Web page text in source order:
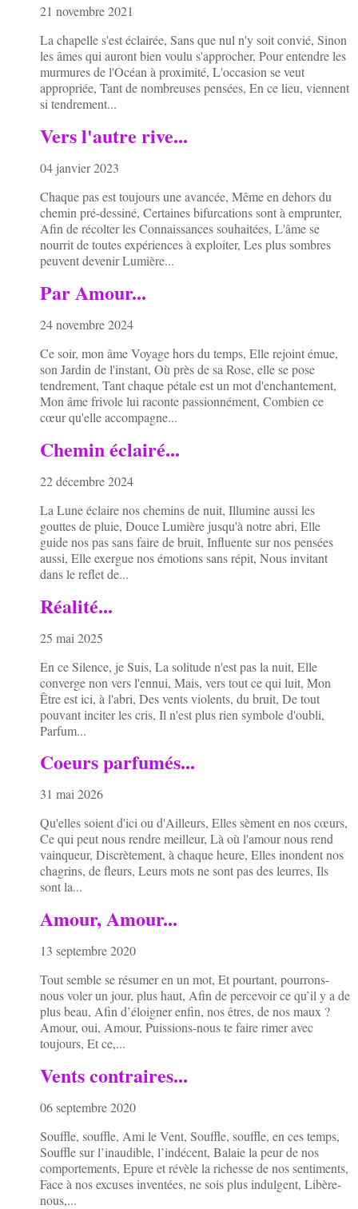
21 novembre 2021
La chapelle s'est éclairée, Sans que nul n'y soit convié, Sinon
les âmes qui auront bien voulu s'approcher, Pour entendre les
murmures de l'Océan à proximité, L'occasion se veut
appropriée, Tant de nombreuses pensées, En ce lieu, viennent
si tendrement...
Vers l'autre rive...
04 janvier 2023
Chaque pas est toujours une avancée, Même en dehors du
chemin pré-dessiné, Certaines bifurcations sont à emprunter,
Afin de récolter les Connaissances souhaitées, L'âme se
nourrit de toutes expériences à exploiter, Les plus sombres
peuvent devenir Lumière...
Par Amour...
24 novembre 2024
Ce soir, mon âme Voyage hors du temps, Elle rejoint émue,
son Jardin de l'instant, Où près de sa Rose, elle se pose
tendrement, Tant chaque pétale est un mot d'enchantement,
Mon âme frivole lui raconte passionnément, Combien ce
cœur qu'elle accompagne...
Chemin éclairé...
22 décembre 2024
La Lune éclaire nos chemins de nuit, Illumine aussi les
gouttes de pluie, Douce Lumière jusqu'à notre abri, Elle
guide nos pas sans faire de bruit, Influente sur nos pensées
aussi, Elle exergue nos émotions sans répit, Nous invitant
dans le reflet de...
Réalité...
25 mai 2025
En ce Silence, je Suis, La solitude n'est pas la nuit, Elle
converge non vers l'ennui, Mais, vers tout ce qui luit, Mon
Être est ici, à l'abri, Des vents violents, du bruit, De tout
pouvant inciter les cris, Il n'est plus rien symbole d'oubli,
Parfum...
Coeurs parfumés...
31 mai 2026
Qu'elles soient d'ici ou d'Ailleurs, Elles sèment en nos cœurs,
Ce qui peut nous rendre meilleur, Là où l'amour nous rend
vainqueur, Discrètement, à chaque heure, Elles inondent nos
chagrins, de fleurs, Leurs mots ne sont pas des leurres, Ils
sont la...
Amour, Amour...
13 septembre 2020
Tout semble se résumer en un mot, Et pourtant, pourrons-
nous voler un jour, plus haut, Afin de percevoir ce qu’il y a de
plus beau, Afin d’éloigner enfin, nos êtres, de nos maux ?
Amour, oui, Amour, Puissions-nous te faire rimer avec
toujours, Et ce,...
Vents contraires...
06 septembre 2020
Souffle, souffle, Ami le Vent, Souffle, souffle, en ces temps,
Souffle sur l’inaudible, l’indécent, Balaie la peur de nos
comportements, Epure et révèle la richesse de nos sentiments,
Face à nos excuses inventées, ne sois plus indulgent, Libère-
nous,...